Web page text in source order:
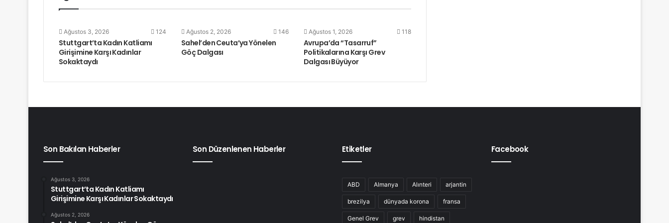
Ağustos 3, 2026 124
Stuttgart’ta Kadın Katliamı
Girişimine Karşı Kadınlar
Sokaktaydı
Ağustos 2, 2026 146
Sahel’den Ceuta’ya Yönelen
Göç Dalgası
Ağustos 1, 2026 118
Avrupa’da “Tasarruf”
Politikalarına Karşı Grev
Dalgası Büyüyor
Son Bakılan Haberler
Ağustos 3, 2026
Stuttgart’ta Kadın Katliamı
Girişimine Karşı Kadınlar Sokaktaydı
Ağustos 2, 2026
Son Düzenlenen Haberler Etiketler
ABD Almanya Alınteri arjantin
brezilya dünyada korona fransa
Genel Grev grev hindistan
Facebook